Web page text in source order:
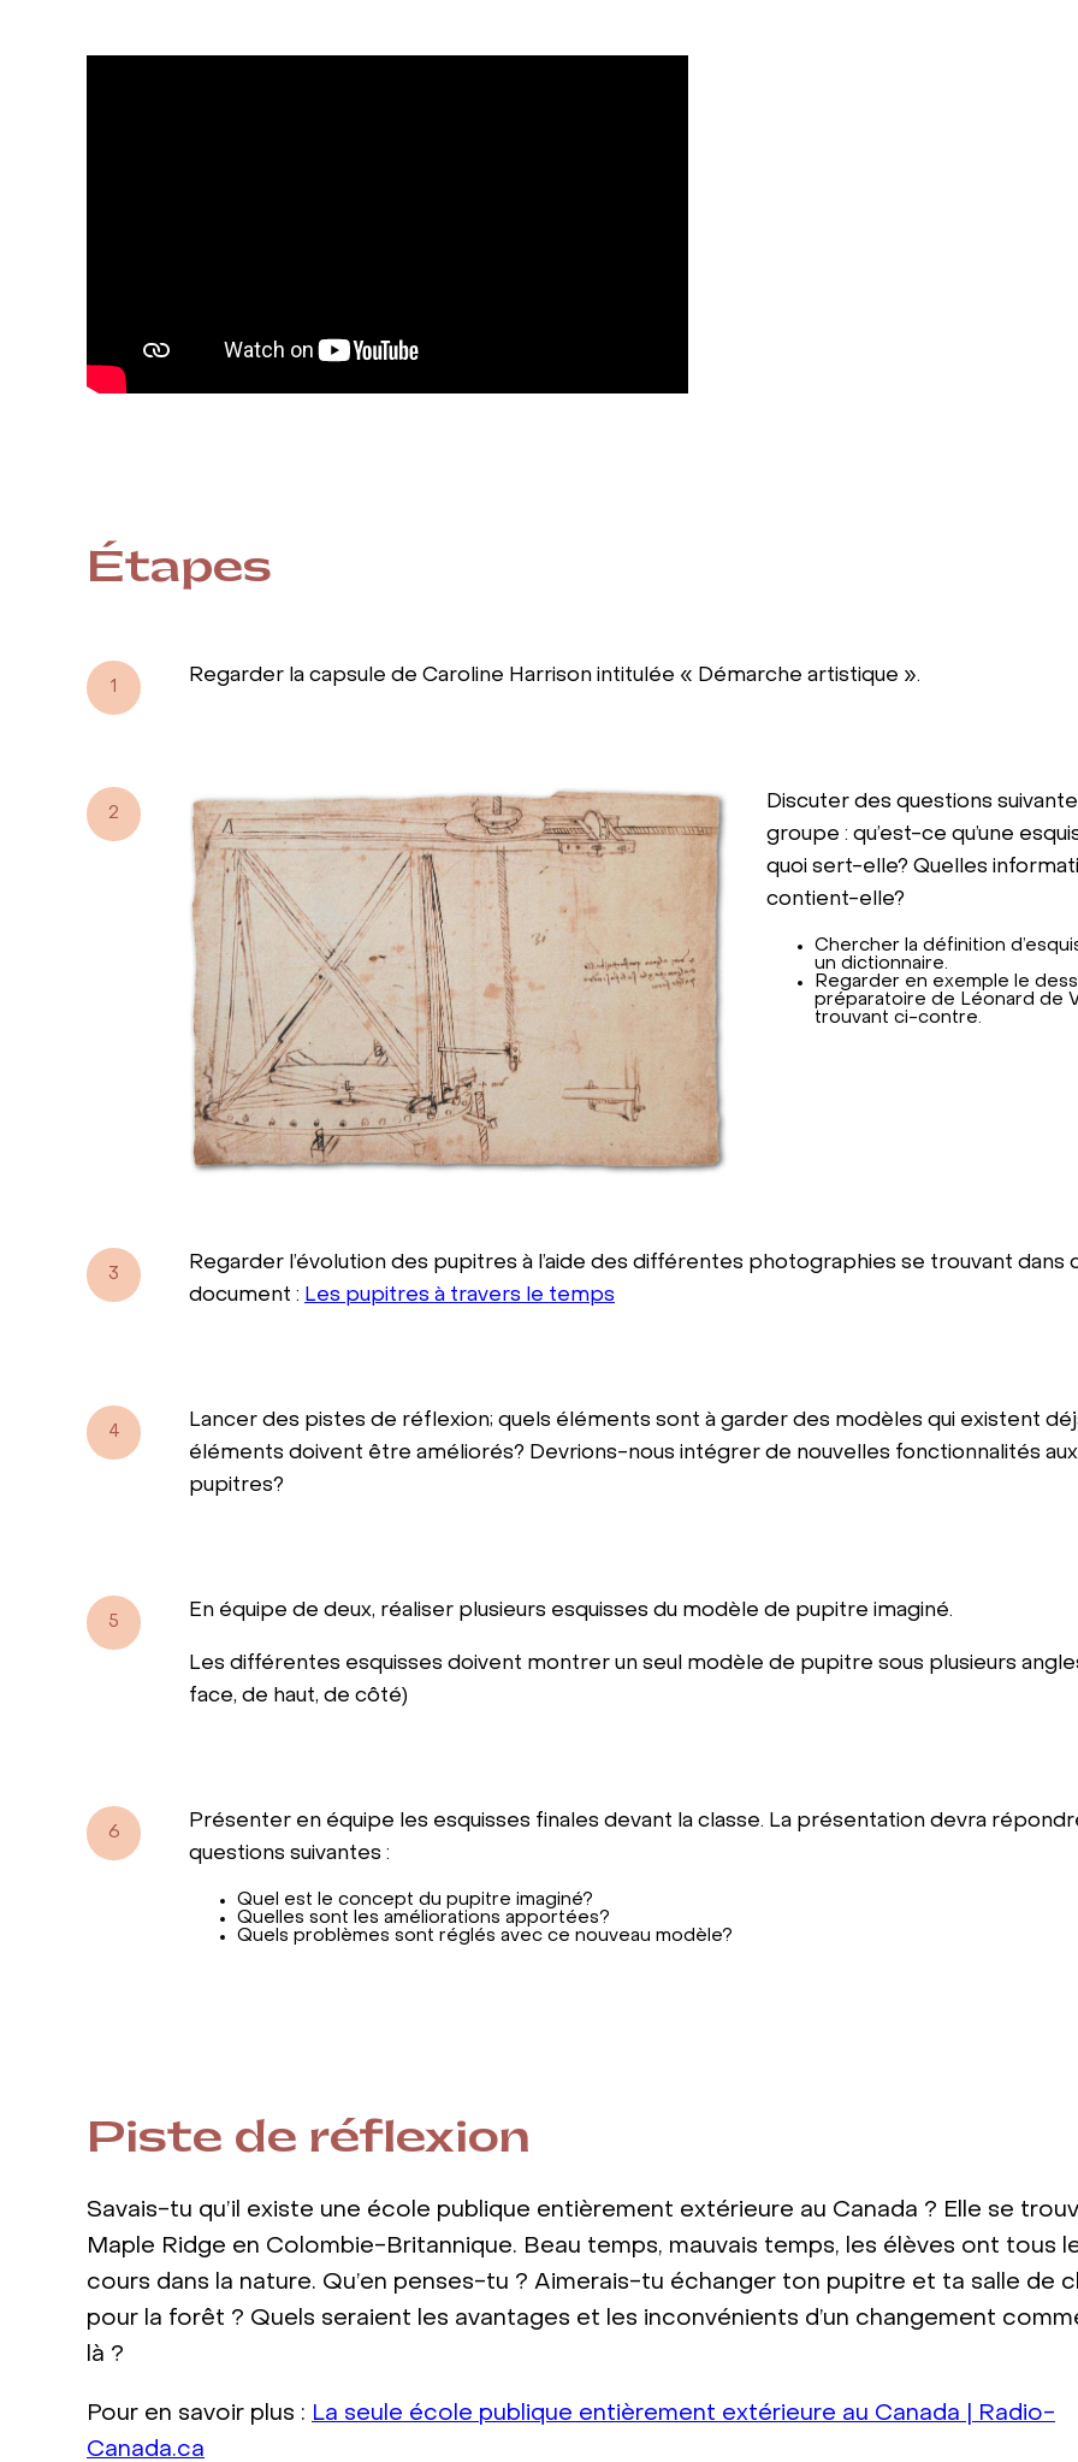
Étapes
1
Regarder la capsule de Caroline Harrison intitulée « Démarche artistique ».
2
Discuter des questions
groupe : qu’est-ce qu’une
quoi sert-elle? Quelles
contient-elle?
Chercher la définition
un dictionnaire.
Regarder en exemple le
préparatoire de Léonard de
trouvant ci-contre.
3
Regarder l’évolution des pupitres à l’aide des différentes photographies se trouvant dans
document : Les pupitres à travers le temps
4
Lancer des pistes de réflexion; quels éléments sont à garder des modèles qui existent
éléments doivent être améliorés? Devrions-nous intégrer de nouvelles fonctionnalités aux
pupitres?
5
En équipe de deux, réaliser plusieurs esquisses du modèle de pupitre imaginé.
Les différentes esquisses doivent montrer un seul modèle de pupitre sous plusieurs
face, de haut, de côté)
6
Présenter en équipe les esquisses finales devant la classe. La présentation devra
questions suivantes :
Quel est le concept du pupitre imaginé?
Quelles sont les améliorations apportées?
Quels problèmes sont réglés avec ce nouveau modèle?
Piste de réflexion
Savais-tu qu’il existe une école publique entièrement extérieure au Canada ? Elle se
Maple Ridge en Colombie-Britannique. Beau temps, mauvais temps, les élèves ont tous
cours dans la nature. Qu’en penses-tu ? Aimerais-tu échanger ton pupitre et ta salle de
pour la forêt ? Quels seraient les avantages et les inconvénients d’un changement
là ?
Pour en savoir plus : La seule école publique entièrement extérieure au Canada | Radio-
Canada.ca